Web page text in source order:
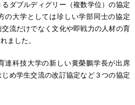
ダブルディグリー（複数学位）の協定
の大学としては珍しい学部同士の協定
流だけでなく文化や即戦力の人材の育
ました。
達科技大学の新しい黄榮鵬学長が出席
め学生交流の改訂協定など３つの協定